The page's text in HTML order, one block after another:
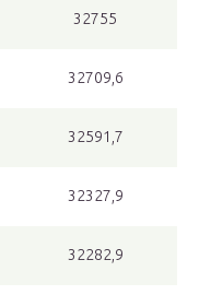
32755
32709,6
32591,7
32327,9
32282,9